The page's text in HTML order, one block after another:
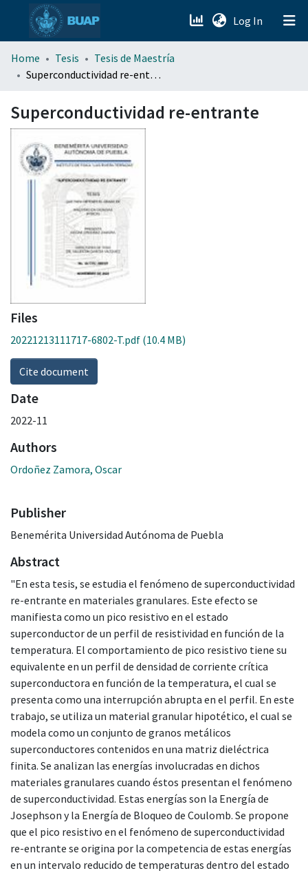
Log In (current)
menu.section.about_menu
Home Tesis
Tesis de Maestría
Superconductividad re-entrante
Superconductividad re-entrante
Files
20221213111717-6802-T.pdf (10.4 MB)
Cite document
Date
2022-11
Authors
Ordoñez Zamora, Oscar
Publisher
Benemérita Universidad Autónoma de Puebla
Abstract
"En esta tesis, se estudia el fenómeno de superconductividad
re-entrante en materiales granulares. Este efecto se
manifiesta como un pico resistivo en el estado
superconductor de un perfil de resistividad en función de la
temperatura. El comportamiento de pico resistivo tiene su
equivalente en un perfil de densidad de corriente crítica
superconductora en función de la temperatura, el cual se
presenta como una interrupción abrupta en el perfil. En este
trabajo, se utiliza un material granular hipotético, el cual se
modela como un conjunto de granos metálicos
superconductores contenidos en una matriz dieléctrica
finita. Se analizan las energías involucradas en dichos
materiales granulares cuando éstos presentan el fenómeno
de superconductividad. Estas energías son la Energía de
Josephson y la Energía de Bloqueo de Coulomb. Se propone
que el pico resistivo en el fenómeno de superconductividad
re-entrante se origina por la competencia de estas energías
en un intervalo reducido de temperaturas dentro del estado